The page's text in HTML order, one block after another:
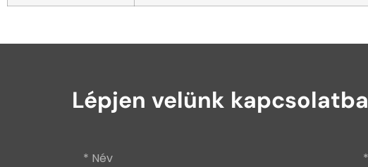
Lépjen velünk kapcsolatba